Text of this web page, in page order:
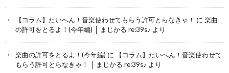
【コラム】たいへん！音楽使わせてもらう許可とらなきゃ！ に 楽曲
の許可をとるよ！(今年編) │ まじかる re:39s♪ より
楽曲の許可をとるよ！(今年編) に
【コラム】たいへん！音楽使わせて
もらう許可とらなきゃ！ │ まじかる re:39s♪ より